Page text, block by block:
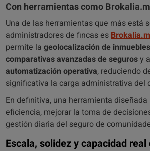
Con herramientas como
Una de las herramientas que más está
administradores de fincas es
permite la geolocalización de inmuebles
comparativas avanzadas de segurosy
automatización operativa, reduciendo
significativa la carga administrativa del
En definitiva, una herramienta
eficiencia, mejorar la toma de
gestión diaria del seguro de
Escala, solidez y capacidad